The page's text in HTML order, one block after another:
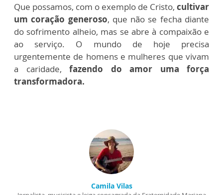
Que possamos, com o exemplo de Cristo, cultivar
um coração generoso, que não se fecha diante
do sofrimento alheio, mas se abre à compaixão e
ao serviço. O mundo de hoje precisa
urgentemente de homens e mulheres que vivam
a caridade, fazendo do amor uma força
transformadora.
Camila Vilas